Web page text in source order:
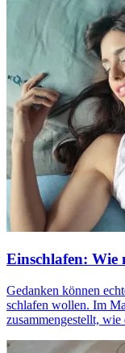
Einschlafen:
Gedan­ken können
schla­fen wollen. Im
zusammengestellt,